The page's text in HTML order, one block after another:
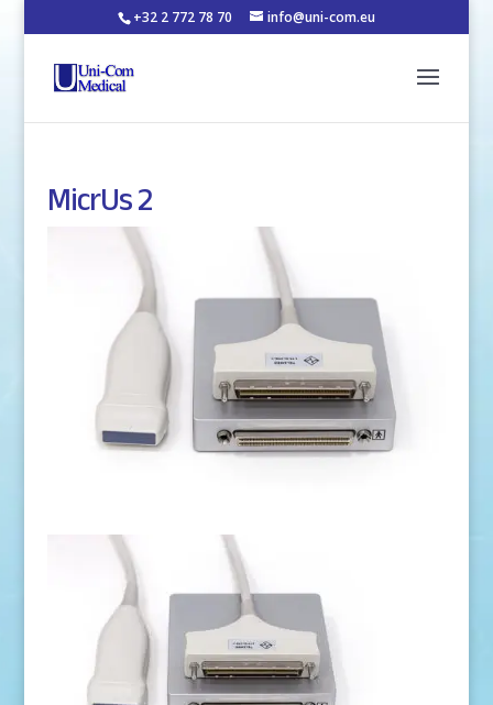
+32 2 772 78 70 info@uni-com.eu
MicrUs 2